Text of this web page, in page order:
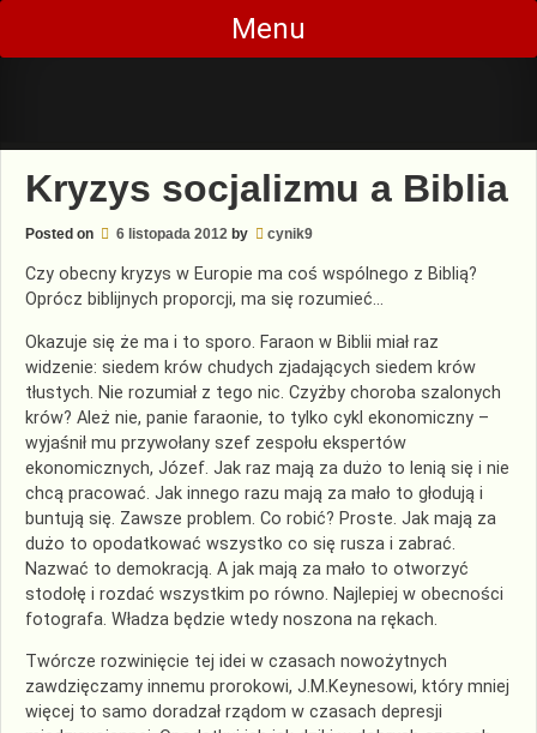
Skip
content
Menu
Kryzys socjalizmu a Biblia
Posted on 6 listopada 2012 by cynik9
Czy obecny kryzys w Europie ma coś wspólnego z Biblią?
Oprócz biblijnych proporcji, ma się rozumieć…
Okazuje się że ma i to sporo. Faraon w Biblii miał raz
widzenie: siedem krów chudych zjadających siedem krów
tłustych. Nie rozumiał z tego nic. Czyżby choroba szalonych
krów? Ależ nie, panie faraonie, to tylko cykl ekonomiczny –
wyjaśnił mu przywołany szef zespołu ekspertów
ekonomicznych, Józef. Jak raz mają za dużo to lenią się i nie
chcą pracować. Jak innego razu mają za mało to głodują i
buntują się. Zawsze problem. Co robić? Proste. Jak mają za
dużo to opodatkować wszystko co się rusza i zabrać.
Nazwać to demokracją. A jak mają za mało to otworzyć
stodołę i rozdać wszystkim po równo. Najlepiej w obecności
fotografa. Władza będzie wtedy noszona na rękach.
Twórcze rozwinięcie tej idei w czasach nowożytnych
zawdzięczamy innemu prorokowi, J.M.Keynesowi, który mniej
więcej to samo doradzał rządom w czasach depresji